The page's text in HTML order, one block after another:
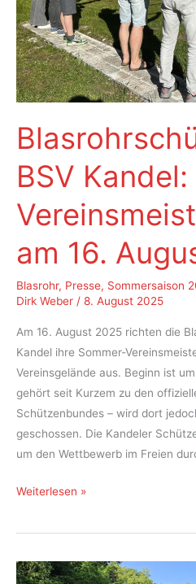
BSV
am 16.
Blasrohr, Presse, Sommersaison
Dirk Weber / 8. August 2025
Am 16. August 2025 richten die
Kandel ihre Sommer-
Vereinsgelände aus. Beginn ist
gehört seit Kurzem zu den
Schützenbundes – wird dort
geschossen. Die Kandeler
um den Wettbewerb im Freien
Blasrohrschützen
BSV
Sommer-
Weiterlesen »